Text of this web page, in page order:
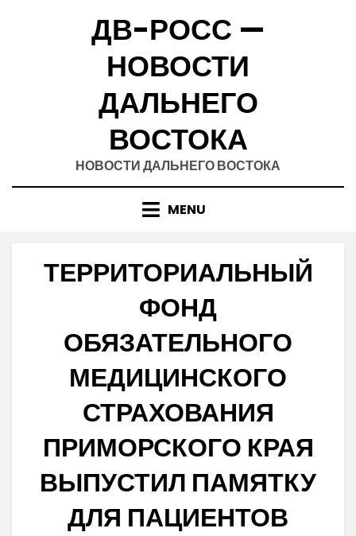
ДВ-РОСС —
НОВОСТИ
ДАЛЬНЕГО
ВОСТОКА
НОВОСТИ ДАЛЬНЕГО ВОСТОКА
MENU
ТЕРРИТОРИАЛЬНЫЙ
ФОНД
ОБЯЗАТЕЛЬНОГО
МЕДИЦИНСКОГО
СТРАХОВАНИЯ
ПРИМОРСКОГО КРАЯ
ВЫПУСТИЛ ПАМЯТКУ
ДЛЯ ПАЦИЕНТОВ